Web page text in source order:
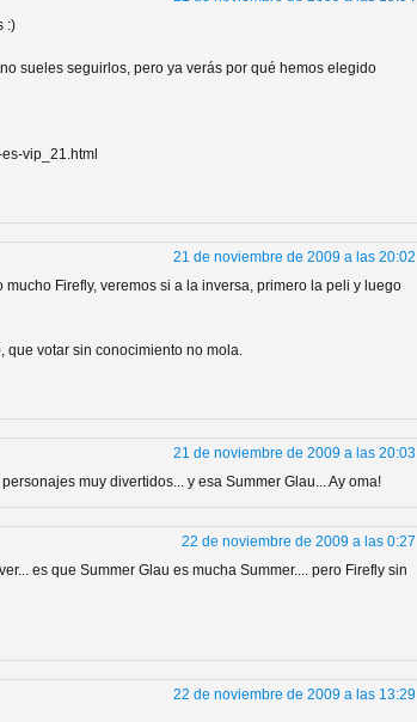
de Series de
de cine y
:)
sueles seguirlos, pero ya verás por qué hemos elegido
vip_21.html
21 de noviembre de 2009 a las 20:02
mucho Firefly, veremos si a la inversa, primero la peli y luego
que votar sin conocimiento no mola.
21 de noviembre de 2009 a las 20:03
muy divertidos... y esa Summer Glau... Ay oma!
22 de noviembre de 2009 a las 0:27
es que Summer Glau es mucha Summer.... pero Firefly sin
22 de noviembre de 2009 a las 13:29